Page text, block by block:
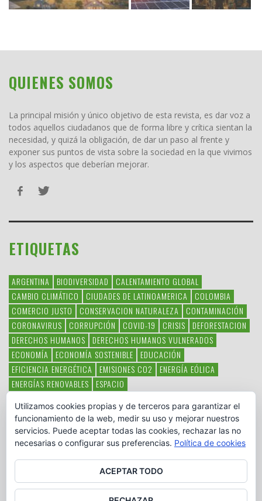
QUIENES SOMOS
La principal misión y único objetivo de esta revista, es dar voz a
todos aquellos ciudadanos que de forma libre y crítica sientan la
necesidad, y quizá la obligación, de dar un paso al frente y
exponer sus puntos de vista sobre la sociedad en la que vivimos
y los aspectos que deberían mejorar.
ETIQUETAS
ARGENTINA BIODIVERSIDAD
CALENTAMIENTO GLOBAL
CAMBIO CLIMÁTICO
CIUDADES DE LATINOAMERICA
COLOMBIA
COMERCIO JUSTO
CONSERVACION NATURALEZA
CONTAMINACIÓN
CORONAVIRUS
CORRUPCIÓN COVID-19 CRISIS
DEFORESTACION
DERECHOS HUMANOS
DERECHOS HUMANOS VULNERADOS
ECONOMÍA
ECONOMÍA SOSTENIBLE
EDUCACIÓN
EFICIENCIA ENERGÉTICA
EMISIONES CO2
ENERGÍA EÓLICA
ENERGÍAS RENOVABLES
ESPACIO
HAMBRE LATINOAMÉRICA MEDIO AMBIENTE
MÉXICO
OBJETIVOS DEL MILENIO
ONGS PAZ POBREZA POESÍA
POLITICA
PUEBLOS INDÍGENAS RSC RSE
SOBERANÍA ALIMENTARIA
SOLIDARIDAD SOSTENIBILIDAD TECNOLOGÍA VERTIDO PETROLEO
Utilizamos cookies propias y de terceros para garantizar el
funcionamiento de la web, medir su uso y mejorar nuestros
servicios. Puede aceptar todas las cookies, rechazar las no
necesarias o configurar sus preferencias. Política de cookies
ACEPTAR TODO